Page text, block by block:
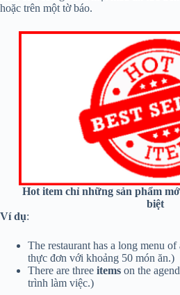
hoặc trên một tờ báo.
Hot item chỉ những sản phẩm
biệt
Ví dụ:
The restaurant has a long menu of
thực đơn với khoảng 50 món ăn.)
There are three items on the
trình làm việc.)